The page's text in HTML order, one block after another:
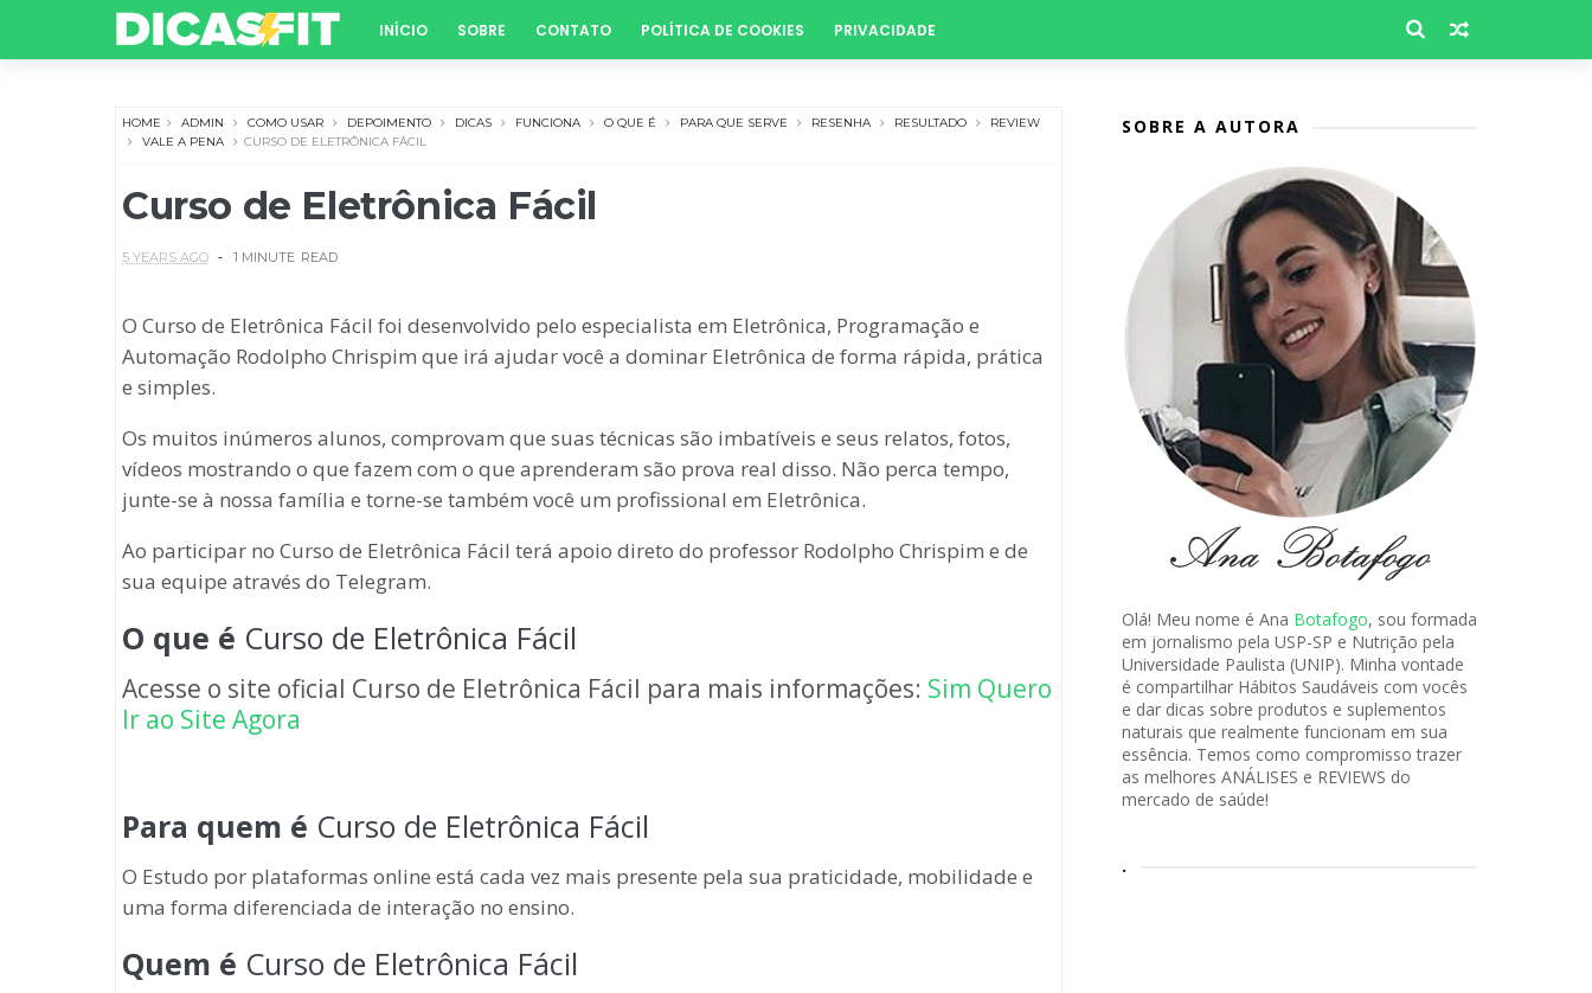
INÍCIO SOBRE CONTATO POLÍTICA DE COOKIES PRIVACIDADE
HOME ADMIN COMO USAR DEPOIMENTO DICAS FUNCIONA O QUE É PARA QUE SERVE RESENHA RESULTADO
REVIEW
VALE A PENA
CURSO DE ELETRÔNICA FÁCIL
Curso de Eletrônica Fácil
5 YEARS AGO 1 MINUTE READ
O Curso de Eletrônica Fácil foi desenvolvido pelo especialista em Eletrônica, Programação e
Automação Rodolpho Chrispim que irá ajudar você a dominar Eletrônica de forma rápida, prática
e simples.
Os muitos inúmeros alunos, comprovam que suas técnicas são imbatíveis e seus relatos, fotos,
vídeos mostrando o que fazem com o que aprenderam são prova real disso. Não perca tempo,
junte-se à nossa família e torne-se também você um profissional em Eletrônica.
Ao participar no Curso de Eletrônica Fácil terá apoio direto do professor Rodolpho Chrispim e de
sua equipe através do Telegram.
O que é Curso de Eletrônica Fácil
Acesse o site oficial Curso de Eletrônica Fácil para mais informações: Sim Quero
Ir ao Site Agora
Para quem é Curso de Eletrônica Fácil
O Estudo por plataformas online está cada vez mais presente pela sua praticidade, mobilidade e
uma forma diferenciada de interação no ensino.
Quem é Curso de Eletrônica Fácil
SOBRE A AUTORA
Olá! Meu nome é Ana Botafogo, sou formada
em jornalismo pela USP-SP e Nutrição pela
Universidade Paulista (UNIP). Minha vontade
é compartilhar Hábitos Saudáveis com vocês
e dar dicas sobre produtos e suplementos
naturais que realmente funcionam em sua
essência. Temos como compromisso trazer
as melhores ANÁLISES e REVIEWS do
mercado de saúde!
.